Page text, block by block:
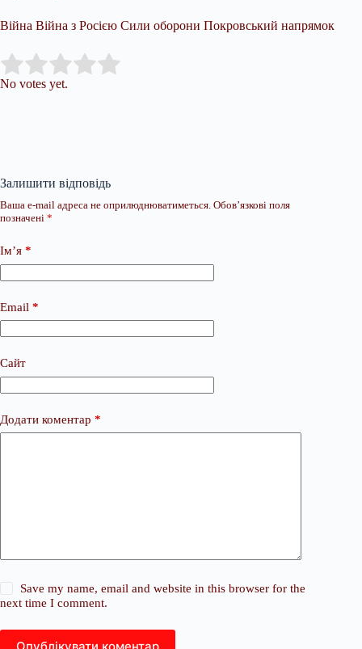
Війна Війна з Росією Сили оборони Покровський напрямок
Rate this item:
No votes yet.
Залишити відповідь
Ваша e-mail адреса не оприлюднюватиметься. Обов’язкові поля
позначені *
Ім’я *
Email *
Сайт
Додати коментар *
Save my name, email and website in this browser for the
next time I comment.
Опублікувати коментар